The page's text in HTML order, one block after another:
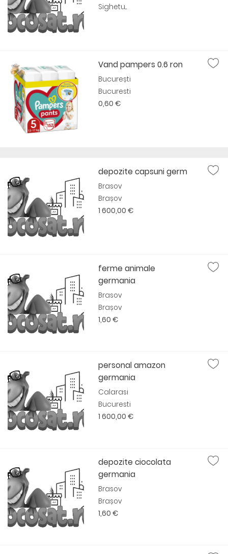
Sighetu...
Vand pampers 0.6 ron
București
Bucuresti
0,60 €
depozite capsuni germ
Brasov
Brașov
1 600,00 €
ferme animale
germania
Brasov
Brașov
1,60 €
personal amazon
germania
Calarasi
Bucuresti
1 600,00 €
depozite ciocolata
germania
Brasov
Brașov
1,60 €